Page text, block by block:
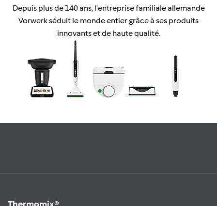
Depuis plus de 140 ans, l'entreprise familiale allemande
Vorwerk séduit le monde entier grâce à ses produits
innovants et de haute qualité.